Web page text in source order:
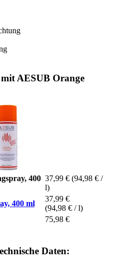
AESUB Orange
400 37,99 € (94,98 € /
l)
400 ml
37,99 €
(94,98 € / l)
75,98 €
Daten: